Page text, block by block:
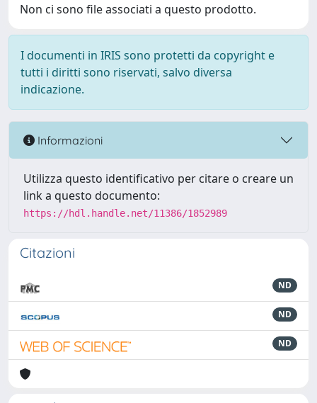
Non ci sono file associati a questo prodotto.
I documenti in IRIS sono protetti da copyright e
tutti i diritti sono riservati, salvo diversa
indicazione.
Informazioni
Utilizza questo identificativo per citare o creare un
link a questo documento:
https://hdl.handle.net/11386/1852989
Citazioni
ND
ND
ND